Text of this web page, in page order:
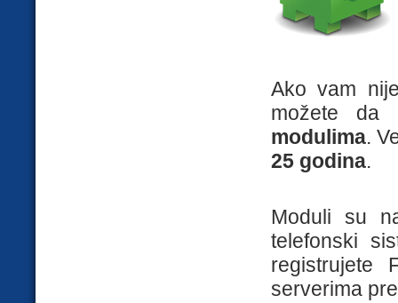
Ako vam
možete da
modulima.
25 godina.
Moduli su
telefonski
registrujete
serverima